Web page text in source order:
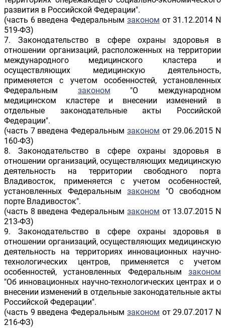
развития в Российской Федерации".
(часть 6 введена Федеральным законом от 31.12.2014 N
519-ФЗ)
7. Законодательство в сфере охраны здоровья в
отношении организаций, расположенных на территории
международного медицинского кластера и
осуществляющих медицинскую деятельность,
применяется с учетом особенностей, установленных
Федеральным законом "О международном
медицинском кластере и внесении изменений в
отдельные законодательные акты Российской
Федерации".
(часть 7 введена Федеральным законом от 29.06.2015 N
160-ФЗ)
8. Законодательство в сфере охраны здоровья в
отношении организаций, осуществляющих медицинскую
деятельность на территории свободного порта
Владивосток, применяется с учетом особенностей,
установленных Федеральным законом "О свободном
порте Владивосток".
(часть 8 введена Федеральным законом от 13.07.2015 N
213-ФЗ)
9. Законодательство в сфере охраны здоровья в
отношении организаций, осуществляющих медицинскую
деятельность на территориях инновационных научно-
технологических центров, применяется с учетом
особенностей, установленных Федеральным законом
"Об инновационных научно-технологических центрах и о
внесении изменений в отдельные законодательные акты
Российской Федерации".
(часть 9 введена Федеральным законом от 29.07.2017 N
216-ФЗ)